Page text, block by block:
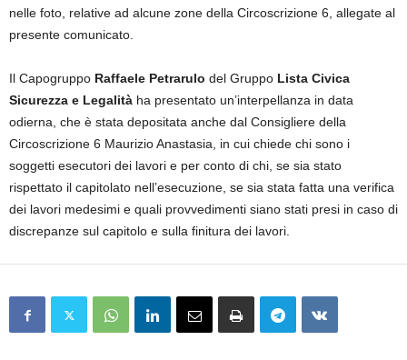
nelle foto, relative ad alcune zone della Circoscrizione 6, allegate al
presente comunicato.
Il Capogruppo Raffaele Petrarulo del Gruppo Lista Civica
Sicurezza e Legalità ha presentato un’interpellanza in data
odierna, che è stata depositata anche dal Consigliere della
Circoscrizione 6 Maurizio Anastasia, in cui chiede chi sono i
soggetti esecutori dei lavori e per conto di chi, se sia stato
rispettato il capitolato nell’esecuzione, se sia stata fatta una verifica
dei lavori medesimi e quali provvedimenti siano stati presi in caso di
discrepanze sul capitolo e sulla finitura dei lavori.